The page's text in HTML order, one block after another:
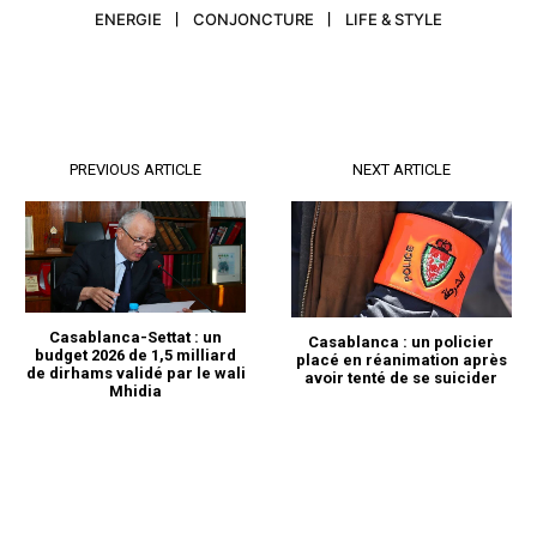
S'ABONNER MAINTENANT
Insight Publications
ENERGIE
CONJONCTURE LIFE & STYLE
PREVIOUS ARTICLE
Casablanca-Settat : un
budget 2026 de 1,5 milliard
de dirhams validé par le wali
Mhidia
NEXT ARTICLE
Casablanca : un policier
placé en réanimation après
avoir tenté de se suicider